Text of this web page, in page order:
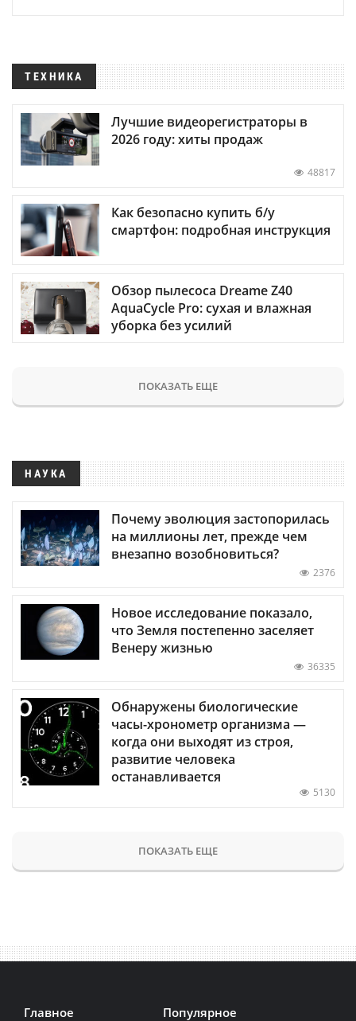
ТЕХНИКА
Лучшие видеорегистраторы в
2026 году: хиты продаж
48817
Как безопасно купить б/у
смартфон: подробная инструкция
Обзор пылесоса Dreame Z40
AquaCycle Pro: сухая и влажная
уборка без усилий
ПОКАЗАТЬ ЕЩЕ
НАУКА
Почему эволюция застопорилась
на миллионы лет, прежде чем
внезапно возобновиться?
2376
Новое исследование показало,
что Земля постепенно заселяет
Венеру жизнью
36335
Обнаружены биологические
часы-хронометр организма —
когда они выходят из строя,
развитие человека
останавливается
5130
ПОКАЗАТЬ ЕЩЕ
Главное Популярное